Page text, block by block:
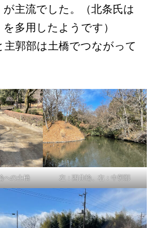
が主流でした。（北条氏は
を多用したようです）
主郭部は土橋でつながって
への土橋 左：西曲輪、右：中郭部